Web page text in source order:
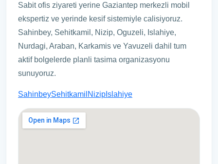
Sabit ofis ziyareti yerine Gaziantep merkezli mobil
ekspertiz ve yerinde kesif sistemiyle calisiyoruz.
Sahinbey, Sehitkamil, Nizip, Oguzeli, Islahiye,
Nurdagi, Araban, Karkamis ve Yavuzeli dahil tum
aktif bolgelerde planli tasima organizasyonu
sunuyoruz.
SahinbeySehitkamil Nizip Islahiye